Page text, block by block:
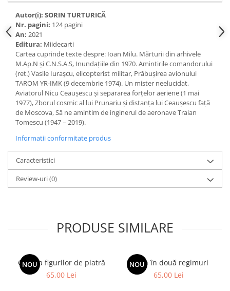
Autor(i): SORIN TURTURICĂ
Nr. pagini: 124 pagini
An: 2021
Editura: Miidecarti
Cartea cuprinde texte despre: Ioan Milu. Mărturii din arhivele
M.Ap.N și C.N.S.A.S, Inundațiile din 1970. Amintirile comandorului
(ret.) Vasile Iurașcu, elicopterist militar, Prăbușirea avionului
TAROM YR-IMK (9 decembrie 1974). Un mister neelucidat,
Aviatorul Nicu Ceaușescu și separarea forțelor aeriene (1 mai
1977), Zborul cosmic al lui Prunariu și distanța lui Ceaușescu față
de Moscova, Să ne amintim de inginerul de aeronave Traian
Tomescu (1947 – 2019).
Informatii conformitate produs
Caracteristici
Review-uri(0)
PRODUSE SIMILARE
NOU
Galeria figurilor de piatră
65,00 Lei
NOU
Spion în două regimuri
65,00 Lei